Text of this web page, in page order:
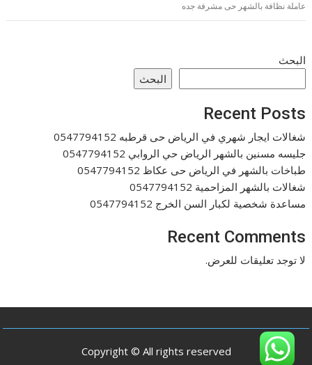
عاملة نظافة بالشهر حى مشرفة جده
البحث
البحث
Recent Posts
شغالات ايجار شهري في الرياض حى قرطبه 0547794152
جليسه مسنين بالشهر الرياض حي الروابي 0547794152
طباخات بالشهر في الرياض حى عكاظ 0547794152
شغالات بالشهر المزاحمية 0547794152
مساعدة شخصية لكبار السن الخرج 0547794152
Recent Comments
لا توجد تعليقات للعرض.
Copyright © All rights reserved